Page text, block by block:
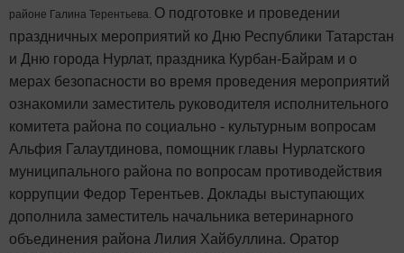
районе Галина Терентьева. О подготовке и проведении
праздничных мероприятий ко Дню Республики Татарстан
и Дню города Нурлат, праздника Курбан-Байрам и о
мерах безопасности во время проведения мероприятий
ознакомили заместитель руководителя исполнительного
комитета района по социально - культурным вопросам
Альфия Галаутдинова, помощник главы Нурлатского
муниципального района по вопросам противодействия
коррупции Федор Терентьев. Доклады выступающих
дополнила заместитель начальника ветеринарного
объединения района Лилия Хайбуллина. Оратор